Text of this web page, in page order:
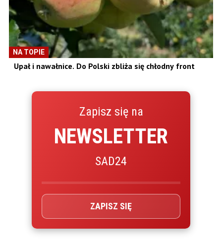
NA TOPIE
Upał i nawałnice. Do Polski zbliża się chłodny front
Zapisz się na
NEWSLETTER
SAD24
ZAPISZ SIĘ